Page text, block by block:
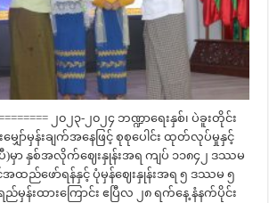
၂၀၂၃-၂၀၂၄ ဘဏ္ဍာရေးနှစ်၊ ပဲခူးတိုင်း
ျှော်မှန်းချက်အနေဖြင့် စုစုပေါင်း ထုတ်လုပ်မှုနှင့်
ပီ)မှာ နှစ်အလိုက်ဈေးနှုန်းအရ ကျပ် ၁၁၈၄၂ ဒဿမ
ည်ဖော်ရန်နှင့် ပုံမှန်ဈေးနှုန်းအရ ၅ ဒဿမ ၅
မှန်းထားကြောင်း ဧပြီလ ၂၈ ရက်နေ့ နံနက်ပိုင်း